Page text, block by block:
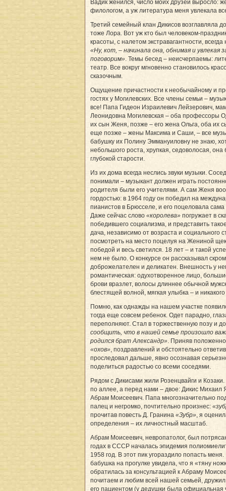
Вадик женился, число моих друзей выросло:
филологом, а уж литература меня увлекала
Третий семейный клан Дикисов возглавляла
тоже Лора. Вот уж кто был человеком-
красоты, с налетом экстравагантности,
«Ну, кот, – начинала она, обнимая и увлекая
поговорим» . Темы бесед – неисчерпаемы:
театр. Все вокруг мгновенно становилось
сказочным.
Ощущение причастности к необычайному и
гостях у Могилевских. Все члены семьи –
все! Папа Гидеон Израилевич Лейзерович,
Леонидовна Могилевская – оба профессоры
их сын Женя, позже – его жена Ольга, оба их
еще позже – жены Максима и Саши, – все
бабушку их Полину Эммануиловну не знаю,
небольшого роста, хрупкая, седоволосая,
глубокой старости.
Из их дома всегда неслись звуки музыки.
понимали – музыкант должен играть
родителя были его учителями. А сам Женя
гордостью: в 1964 году он победил на
пианистов в Брюсселе, и его поцеловала сама
Даже сейчас слово «королева» погружает в
победившего социализма, и представить
дача, независимо от возраста и социального
посмотреть на место поцелуя на Жениной
победой и весь светился. 18 лет – и такой
нем не было. О конкурсе он рассказывал
доброжелателен и деликатен. Внешность у
романтическая: одухотворенное лицо,
брови вразлет, волосы длиннее обычной
блестящей волной, мягкая улыбка – и
Помню, как однажды на нашем участке
тогда еще совсем ребенок. Одет парадно,
переполняют. Стал в торжественную позу и
сообщить, что в нашей семье произошло
родился брат Александр» . Приняв
«охов» , поздравлений и обстоятельно
проследовал дальше, явно осознавая
поделиться радостью со всеми соседями.
Рядом с Дикисами жили Розенцвайги и
по аллее, а перед нами – двое: Дикис Михаил
Абрам Моисеевич. Папа многозначительно
палец и негромко, почтительно произнес:
прочитав повесть Д. Гранина «Зубр» , я
определения – их личностный масштаб.
Абрам Моисеевич, невропатолог, был
годах в СССР началась эпидемия
1958 год. В этот пик угораздило попасть
бабушка на прогулке увидела, что я «тяну
обратилась за консультацией к Абраму
почитаем и любим всей нашей семьей,
его пациентом (у дедушки была официальная